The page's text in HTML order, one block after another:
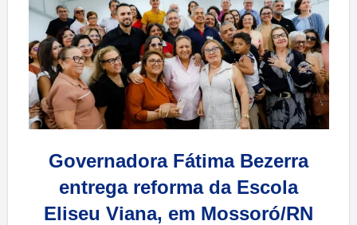
Governadora Fátima Bezerra
entrega reforma da Escola
Eliseu Viana, em Mossoró/RN